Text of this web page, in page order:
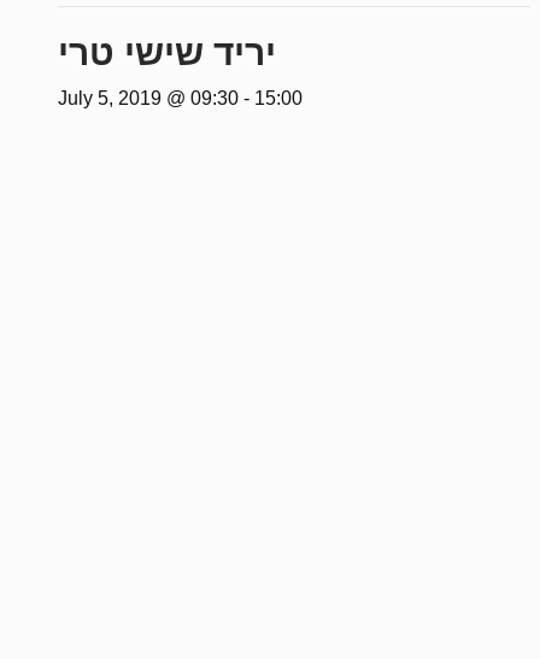
יריד שישי טרי
July 5, 2019 @ 09:30 - 15:00